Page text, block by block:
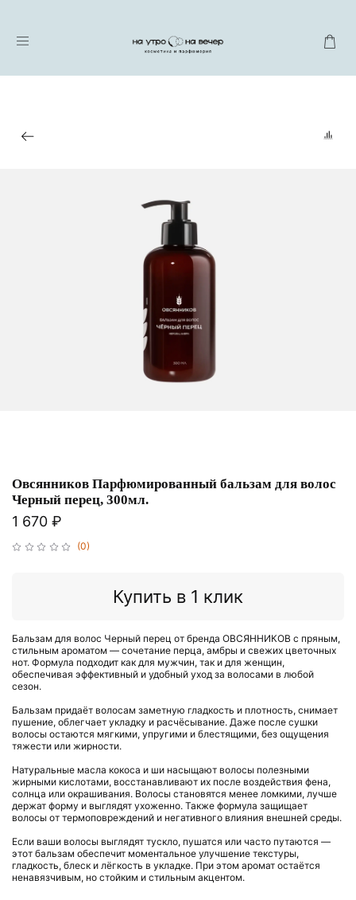
(0)
Овсянников Парфюмированный бальзам для волос
Черный перец, 300мл.
1 670 ₽
Купить в 1 клик
Бальзам для волос Черный перец от бренда ОВСЯННИКОВ с пряным,
стильным ароматом — сочетание перца, амбры и свежих цветочных
нот. Формула подходит как для мужчин, так и для женщин,
обеспечивая эффективный и удобный уход за волосами в любой
сезон.
Бальзам придаёт волосам заметную гладкость и плотность, снимает
пушение, облегчает укладку и расчёсывание. Даже после сушки
волосы остаются мягкими, упругими и блестящими, без ощущения
тяжести или жирности.
Натуральные масла кокоса и ши насыщают волосы полезными
жирными кислотами, восстанавливают их после воздействия фена,
солнца или окрашивания. Волосы становятся менее ломкими, лучше
держат форму и выглядят ухоженно. Также формула защищает
волосы от термоповреждений и негативного влияния внешней среды.
Если ваши волосы выглядят тускло, пушатся или часто путаются —
этот бальзам обеспечит моментальное улучшение текстуры,
гладкость, блеск и лёгкость в укладке. При этом аромат остаётся
ненавязчивым, но стойким и стильным акцентом.